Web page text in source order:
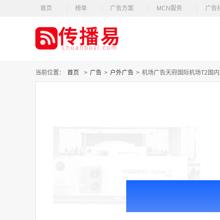
首页 榜单 广告方案 MCN服务 广告
当前位置： 首页 > 广告 > 户外广告 > 机场广告天府国际机场T2国